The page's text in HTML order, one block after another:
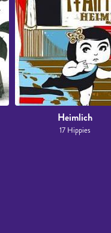
Heimlich
17 Hippies